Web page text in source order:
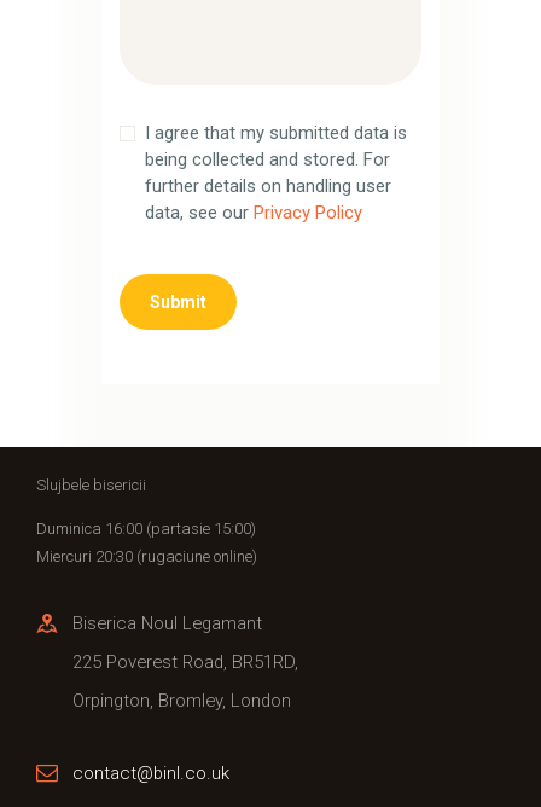
I agree that my submitted data is
being collected and stored. For
further details on handling user
data, see our Privacy Policy
Slujbele bisericii
Duminica 16:00 (partasie 15:00)
Miercuri 20:30 (rugaciune online)
Biserica Noul Legamant
225 Poverest Road, BR51RD,
Orpington, Bromley, London
contact@binl.co.uk